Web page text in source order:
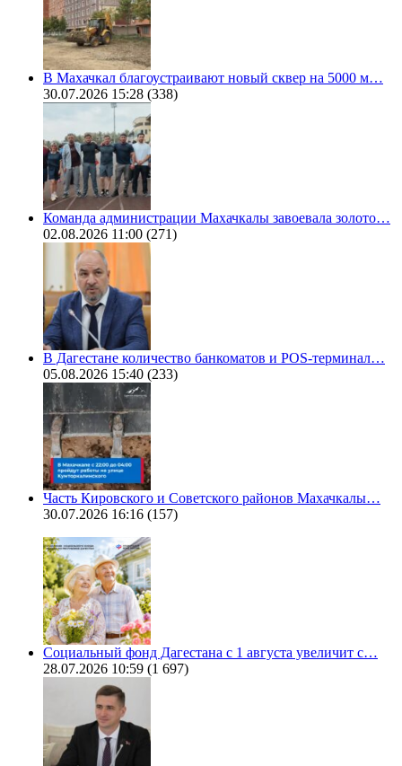
В Махачкал благоустраивают новый сквер на 5000 м…
30.07.2026 15:28 (338)
Команда администрации Махачкалы завоевала золото…
02.08.2026 11:00 (271)
В Дагестане количество банкоматов и POS-терминал…
05.08.2026 15:40 (233)
Часть Кировского и Советского районов Махачкалы…
30.07.2026 16:16 (157)
Социальный фонд Дагестана с 1 августа увеличит с…
28.07.2026 10:59 (1 697)